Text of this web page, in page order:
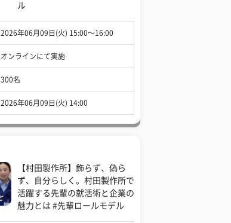
ル
2026年06月09日(火) 15:00〜16:00
オンラインにて実施
300名
2026年06月09日(火) 14:00
【村田製作所】飾らず、偽ら
ず、自分らしく。村田製作所で
活躍する先輩の就活術と企業の
魅力とは #先輩ロールモデル